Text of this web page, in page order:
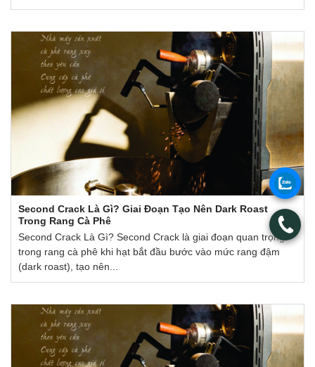
Second Crack Là Gì? Giai Đoạn Tạo Nên Dark Roast
Trong Rang Cà Phê
Second Crack Là Gì? Second Crack là giai đoạn quan trọng
trong rang cà phê khi hạt bắt đầu bước vào mức rang đậm
(dark roast), tạo nên...
.
.